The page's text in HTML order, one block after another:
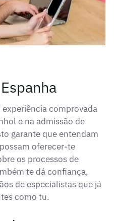
comprovada
e na admissão de
garante que entendam
oferecer-te
os processos de
te dá confiança,
de especialistas que já
como tu.